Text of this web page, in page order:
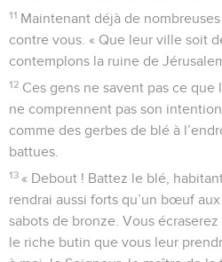
11 Maintenant déjà de
contre vous. « Que leur ville soit
contemplons la ruine de
12 Ces gens ne savent pas ce
ne comprennent pas son
comme des gerbes de blé à
battues.
13 « Debout ! Battez le blé,
rendrai aussi forts qu’un bœuf
sabots de bronze. Vous
le riche butin que vous leur